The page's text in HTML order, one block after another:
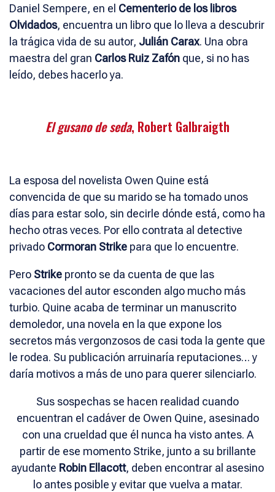
Daniel Sempere, en el Cementerio de los libros
Olvidados, encuentra un libro que lo lleva a descubrir
la trágica vida de su autor, Julián Carax. Una obra
maestra del gran Carlos Ruiz Zafón que, si no has
leído, debes hacerlo ya.
El gusano de seda, Robert Galbraigth
La esposa del novelista Owen Quine está
convencida de que su marido se ha tomado unos
días para estar solo, sin decirle dónde está, como ha
hecho otras veces. Por ello contrata al detective
privado Cormoran Strike para que lo encuentre.
Pero Strike pronto se da cuenta de que las
vacaciones del autor esconden algo mucho más
turbio. Quine acaba de terminar un manuscrito
demoledor, una novela en la que expone los
secretos más vergonzosos de casi toda la gente que
le rodea. Su publicación arruinaría reputaciones… y
daría motivos a más de uno para querer silenciarlo.
Sus sospechas se hacen realidad cuando
encuentran el cadáver de Owen Quine, asesinado
con una crueldad que él nunca ha visto antes. A
partir de ese momento Strike, junto a su brillante
ayudante Robin Ellacott, deben encontrar al asesino
lo antes posible y evitar que vuelva a matar.